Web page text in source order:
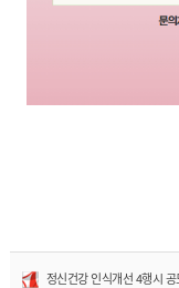
정신건강 인식개선 4행시